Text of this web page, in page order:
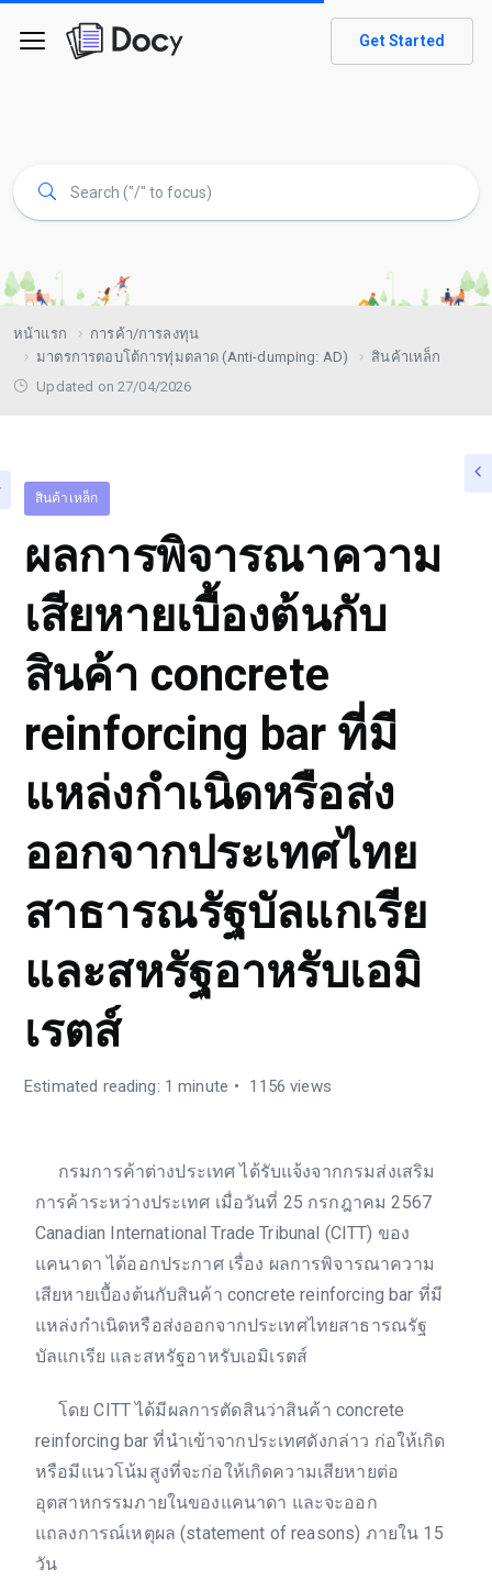
Get Started
หน้าแรก
การค้า/การลงทุน
มาตรการตอบโต้การทุ่มตลาด (Anti-dumping: AD)
สินค้าเหล็ก
Updated on 27/04/2026
สินค้าเหล็ก
ผลการพิจารณาความ
เสียหายเบื้องต้นกับ
สินค้า concrete
reinforcing bar ที่มี
แหล่งกำเนิดหรือส่ง
ออกจากประเทศไทย
สาธารณรัฐบัลแกเรีย
และสหรัฐอาหรับเอมิ
เรตส์
Estimated reading: 1 minute 1156 views
กรมการค้าต่างประเทศ ได้รับแจ้งจากกรมส่งเสริม
การค้าระหว่างประเทศ เมื่อวันที่ 25 กรกฎาคม 2567
Canadian International Trade Tribunal (CITT) ของ
แคนาดา ได้ออกประกาศ เรื่อง ผลการพิจารณาความ
เสียหายเบื้องต้นกับสินค้า concrete reinforcing bar ที่มี
แหล่งกำเนิดหรือส่งออกจากประเทศไทยสาธารณรัฐ
บัลแกเรีย และสหรัฐอาหรับเอมิเรตส์
โดย CITT ได้มีผลการตัดสินว่าสินค้า concrete
reinforcing bar ที่นำเข้าจากประเทศดังกล่าว ก่อให้เกิด
หรือมีแนวโน้มสูงที่จะก่อให้เกิดความเสียหายต่อ
อุตสาหกรรมภายในของแคนาดา และจะออก
แถลงการณ์เหตุผล (statement of reasons) ภายใน 15
วัน